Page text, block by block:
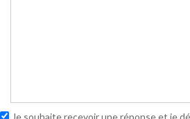
Je souhaite recevoir une réponse et je